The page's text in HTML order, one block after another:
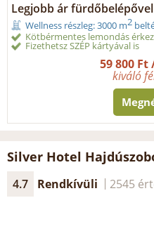
Legjobb ár fürdőbelépővel
Wellness részleg: 3000 m2
Kötbérmentes lemondás
Fizethetsz SZÉP kártyával is
59 800
kiváló
Silver Hotel
4.7 Rendkívüli 2545